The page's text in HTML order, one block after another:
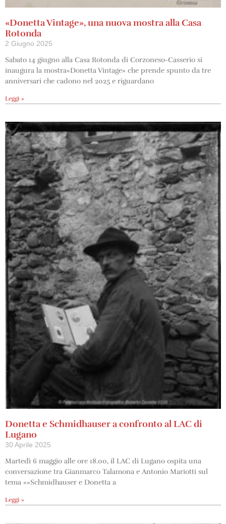
«Donetta Vintage», una nuova mostra alla Casa
Rotonda
2 Giugno 2025
Sabato 14 giugno alla Casa Rotonda di Corzoneso-Casserio si
inaugura la mostra«Donetta Vintage» che prende spunto da tre
anniversari che cadono nel 2025 e riguardano
Leggi »
Donetta e Schmidhauser a confronto al LAC di
Lugano
30 Aprile 2025
Martedì 6 maggio alle ore 18.00, il LAC di Lugano ospita una
conversazione tra Gianmarco Talamona e Antonio Mariotti sul
tema «»Schmidhauser e Donetta a
Leggi »